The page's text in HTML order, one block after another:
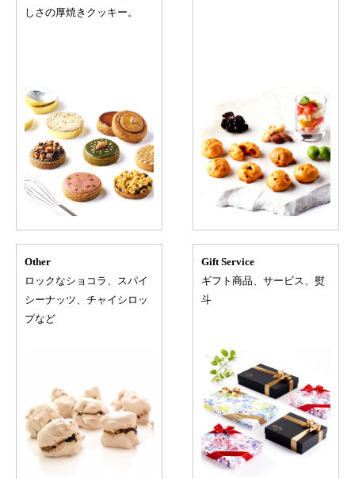
しさの厚焼きクッキー。
Other
ロックなショコラ、スパイ
シーナッツ、チャイシロッ
プなど
Gift Service
ギフト商品、サービス、熨
斗